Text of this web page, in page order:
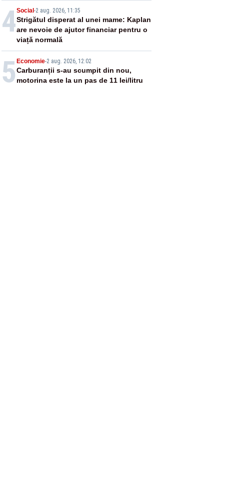
4Social-2 aug. 2026, 11:35
Strigătul disperat al unei mame: Kaplan
are nevoie de ajutor financiar pentru o
viață normală
5 Economie-2 aug. 2026, 12:02
Carburanții s-au scumpit din nou,
motorina este la un pas de 11 lei/litru